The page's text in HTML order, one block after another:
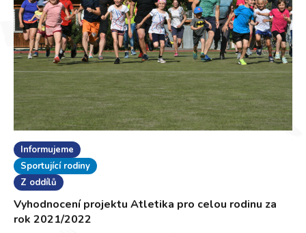
Informujeme
Sportující rodiny
Z oddílů
Vyhodnocení projektu Atletika pro celou rodinu za
rok 2021/2022